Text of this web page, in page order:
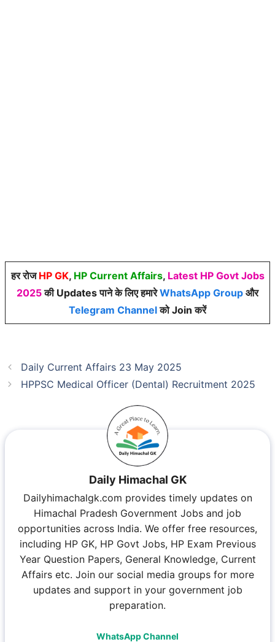
हर रोज HP GK, HP Current Affairs, Latest HP Govt Jobs
2025की Updates पाने के लिए हमारेWhatsApp Group और
Telegram Channelको Join करें
Daily Current Affairs 23 May 2025
HPPSC Medical Officer (Dental) Recruitment 2025
Daily Himachal GK
Dailyhimachalgk.com provides timely updates on
Himachal Pradesh Government Jobs and job
opportunities across India. We offer free resources,
including HP GK, HP Govt Jobs, HP Exam Previous
Year Question Papers, General Knowledge, Current
Affairs etc. Join our social media groups for more
updates and support in your government job
preparation.
WhatsApp Channel